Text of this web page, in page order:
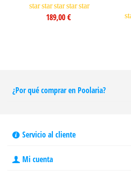
star star star star star
189,00 €
¿Por qué comprar en Poolaria?
Servicio al cliente
Mi cuenta